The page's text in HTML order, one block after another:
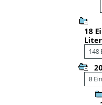
18
148
8